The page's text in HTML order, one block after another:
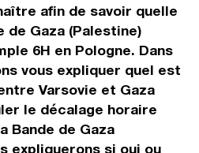
afin de savoir quelle
de Gaza (Palestine)
6H en Pologne. Dans
vous expliquer quel est
Varsovie et Gaza
le décalage horaire
Bande de Gaza
expliquerons si oui ou